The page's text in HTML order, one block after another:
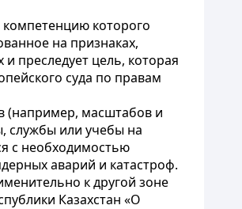
которого
на признаках,
преследует цель, которая
суда по правам
(например, масштабов и
службы или учебы на
с необходимостью
аварий и катастроф.
к другой зоне
Казахстан «О